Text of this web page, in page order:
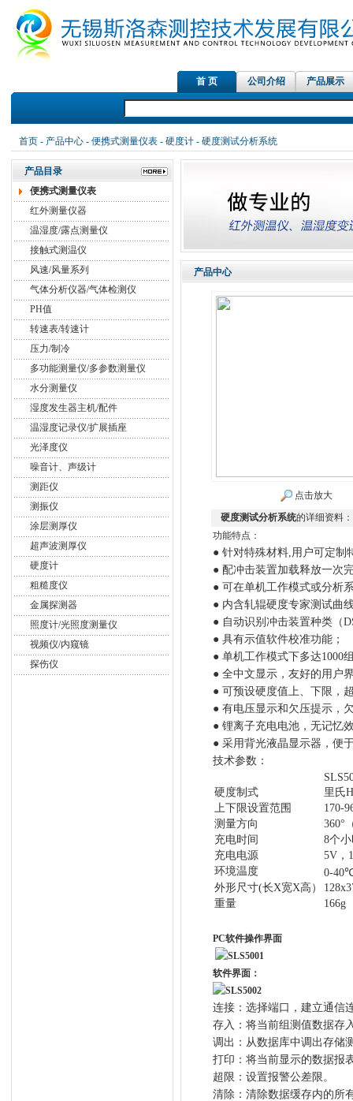
首 页 公司介绍 产品展示
首页- 产品中心- 便携式测量仪表- 硬度计- 硬度测试分析系统
产品目录
便携式测量仪表
红外测量仪器
温湿度/露点测量仪
接触式测温仪
风速/风量系列
气体分析仪器/气体检测仪
PH值
转速表/转速计
压力/制冷
多功能测量仪/多参数测量仪
水分测量仪
湿度发生器主机/配件
温湿度记录仪/扩展插座
光泽度仪
噪音计、声级计
测距仪
测振仪
涂层测厚仪
超声波测厚仪
硬度计
粗糙度仪
金属探测器
照度计/光照度测量仪
视频仪/内窥镜
探伤仪
产品中心
点击放大
硬度测试分析系统的详细资料：
功能特点：
● 针对特殊材料,用户可定制
● 配冲击装置加载释放一次
● 可在单机工作模式或分析
● 内含轧辊硬度专家测试曲
● 自动识别冲击装置种类（
● 具有示值软件校准功能；
● 单机工作模式下多达1000
● 全中文显示，友好的用户
● 可预设硬度值上、下限，
● 有电压显示和欠压提示，
● 锂离子充电电池，无记忆
● 采用背光液晶显示器，便
技术参数：
硬度制式
里氏
上下限设置范围
170-
测量方向
360°
充电时间
8个
充电电源
5V ，
环境温度
0-40
外形尺寸(长X宽X高）
重量
166g
PC软件操作界面
软件界面：
连接：选择端口，建立通信
存入：将当前组测值数据存
调出：从数据库中调出存储
打印：将当前显示的数据报
超限：设置报警公差限。
清除：清除数据缓存内的所